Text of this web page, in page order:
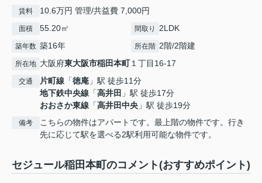
賃料 10.6万円 管理/共益費 7,000円
面積 55.20㎡ 間取り 2LDK
築年数 築16年 所在階 2階/2階建
所在地 大阪府東大阪市稲田本町１丁目16-17
交通 片町線 「徳庵 」駅 徒歩11分
地下鉄中央線 「高井田 」駅 徒歩17分
おおさか東線 「高井田中央 」駅 徒歩19分
備考
こちらの物件はアパートです。最上階の物件です。行き
先に応じて駅を選べる2駅利用可能な物件です。
セジュール稲田本町のコメント(おすすめポイント)